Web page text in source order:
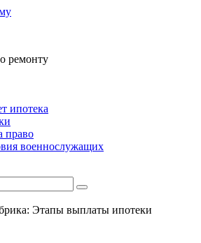
ремонту
ипотека
право
военнослужащих
Этапы выплаты ипотеки